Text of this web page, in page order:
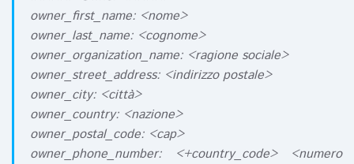
owner_first_name: <nome>
owner_last_name: <cognome>
owner_organization_name: <ragione sociale>
owner_street_address: <indirizzo postale>
owner_city: <città>
owner_country: <nazione>
owner_postal_code: <cap>
owner_phone_number: <+country_code> <numero